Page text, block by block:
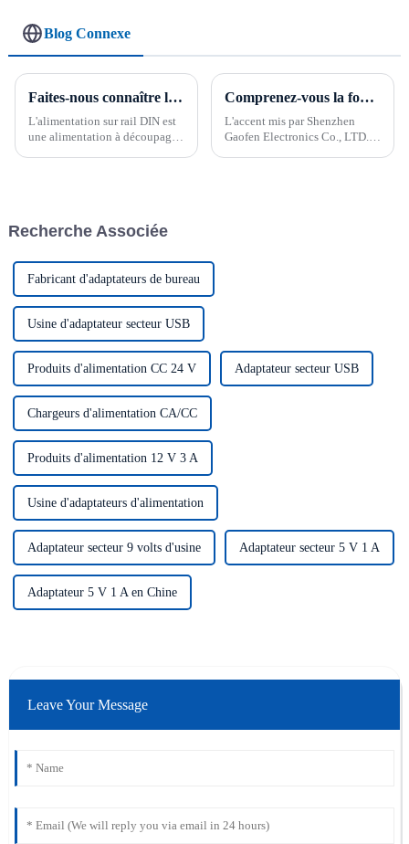
Blog Connexe
Faites-nous connaître l'alimentation sur rail Din Qu'est-ce qu'une alimentation sur rail DIN ?
L'alimentation sur rail DIN est
une alimentation à découpage.
Comprenez-vous la fonction de l'alimentation sur rail DIN ?
L'accent mis par Shenzhen
Gaofen Electronics Co., LTD.
Recherche Associée
Fabricant d'adaptateurs de bureau
Usine d'adaptateur secteur USB
Produits d'alimentation CC 24 V Adaptateur secteur USB
Chargeurs d'alimentation CA/CC
Produits d'alimentation 12 V 3 A
Usine d'adaptateurs d'alimentation
Adaptateur secteur 9 volts d'usine Adaptateur secteur 5 V 1 A
Adaptateur 5 V 1 A en Chine
Leave Your Message